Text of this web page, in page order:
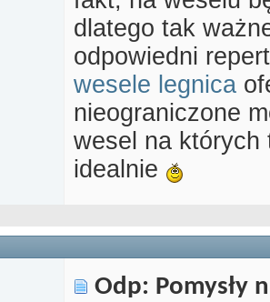
dlatego tak
odpowiedni
wesele legnica
nieograniczone
wesel na których
idealnie
Odp: Pomysły